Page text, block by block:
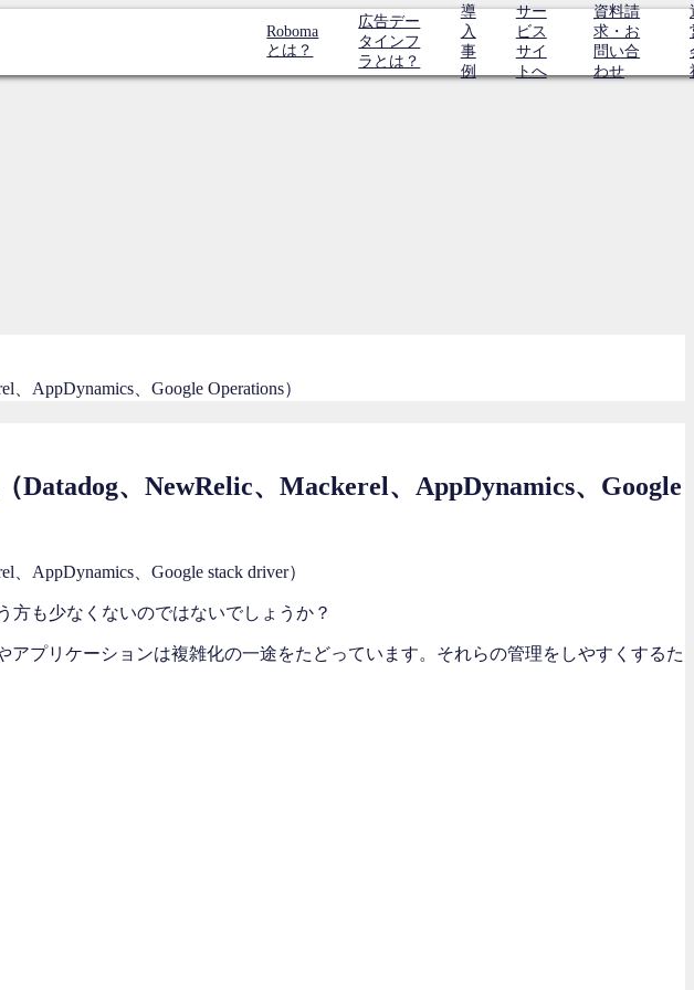
Roboma
とは？
広告デー
タインフ
ラとは？
導
入
事
例
サー
ビス
サイ
トへ
資料請
求・お
問い合
わせ
AppDynamics、Google Operations）
、NewRelic、Mackerel、AppDynamics、Google
方も少なくないのではないでしょうか？
プリケーションは複雑化の一途をたどっています。それらの管理をしやすくするた